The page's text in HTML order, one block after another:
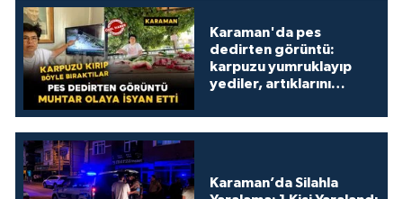
Karaman'da pes
dedirten görüntü:
karpuzu yumruklayıp
yediler, artıklarını
Karaman’da Silahla